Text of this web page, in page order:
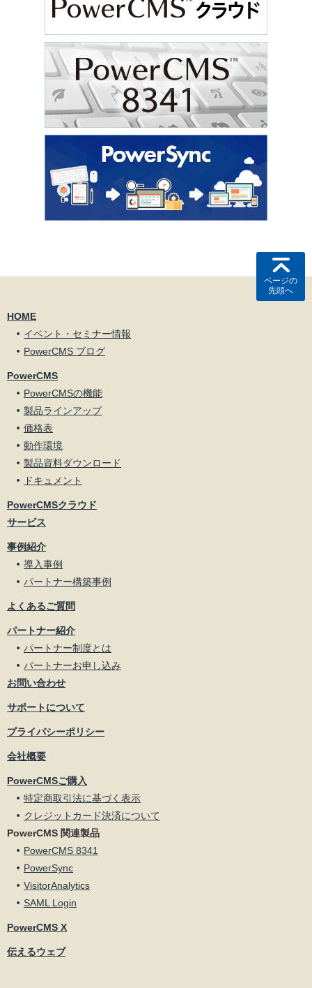
ページの
先頭へ
HOME
イベント・セミナー情報
PowerCMS ブログ
PowerCMS
PowerCMSの機能
製品ラインアップ
価格表
動作環境
製品資料ダウンロード
ドキュメント
PowerCMSクラウド
サービス
事例紹介
導入事例
パートナー構築事例
よくあるご質問
パートナー紹介
パートナー制度とは
パートナーお申し込み
お問い合わせ
サポートについて
プライバシーポリシー
会社概要
PowerCMSご購入
特定商取引法に基づく表示
クレジットカード決済について
PowerCMS 関連製品
PowerCMS 8341
PowerSync
VisitorAnalytics
SAML Login
PowerCMS X
伝えるウェブ